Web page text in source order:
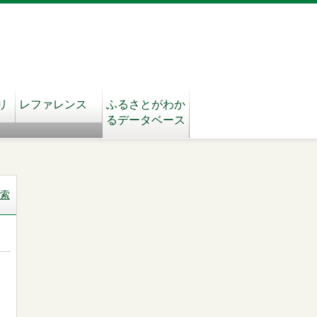
レファレンス
ふるさとがわか
るデータベース